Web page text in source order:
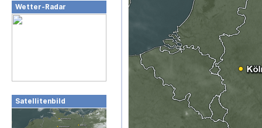
Wetter-Radar
Satellitenbild